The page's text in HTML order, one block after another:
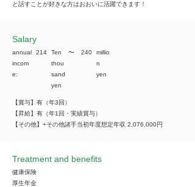
と話すことが好きな方はおおいに活躍できます！
​Salary
annual
incom
e:
214
Ten
thou
sand
yen
​〜 240
millio
n
yen
【賞与】有（年3回）
【昇給】有（年1回・実績賞与）
【その他】+その他諸手当初年度想定年収 2,076,000円
Treatment and benefits
健康保険
厚生年金